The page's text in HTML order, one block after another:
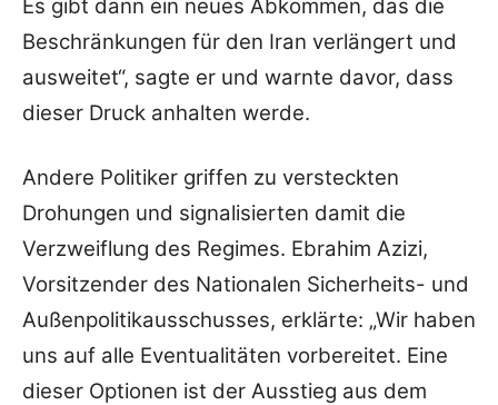
Es gibt dann ein neues Abkommen, das die
Beschränkungen für den Iran verlängert und
ausweitet“, sagte er und warnte davor, dass
dieser Druck anhalten werde.
Andere Politiker griffen zu versteckten
Drohungen und signalisierten damit die
Verzweiflung des Regimes. Ebrahim Azizi,
Vorsitzender des Nationalen Sicherheits- und
Außenpolitikausschusses, erklärte: „Wir haben
uns auf alle Eventualitäten vorbereitet. Eine
dieser Optionen ist der Ausstieg aus dem